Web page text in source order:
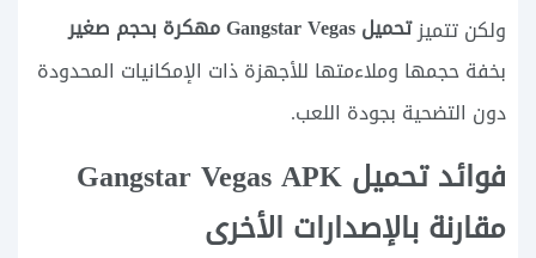
ولكن تتميزتحميل Gangstar Vegas مهكرة بحجم صغير
بخفة حجمها وملاءمتها للأجهزة ذات الإمكانيات المحدودة
دون التضحية بجودة اللعب.
فوائد تحميل Gangstar Vegas APK
مقارنة بالإصدارات الأخرى